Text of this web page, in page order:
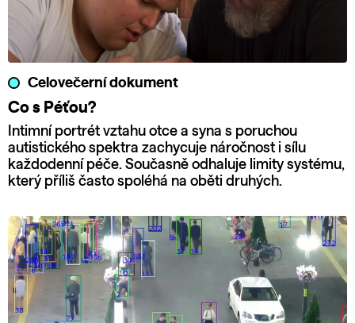
Celovečerní dokument
Co s Péťou?
Intimní portrét vztahu otce a syna s poruchou
autistického spektra zachycuje náročnost i sílu
každodenní péče. Současně odhaluje limity systému,
který příliš často spoléhá na oběti druhých.